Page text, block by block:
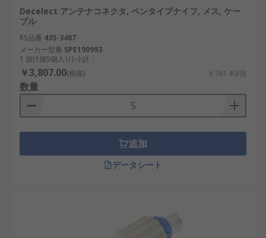
Decelect アンテナコネクタ, ペンタイプナイフ, メス, ケー
ブル
RS品番 435-3487
メーカー型番 SPE190993
1 袋(1袋5個入り) 小計：
￥3,807.00(税抜) ￥761.40/個
数量
追加
データシート